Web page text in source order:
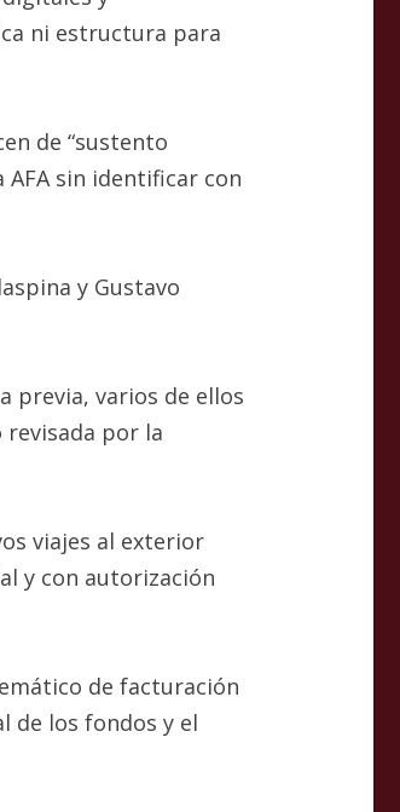
ni estructura para
de “sustento
sin identificar con
y Gustavo
previa, varios de ellos
por la
viajes al exterior
y con autorización
de facturación
de los fondos y el